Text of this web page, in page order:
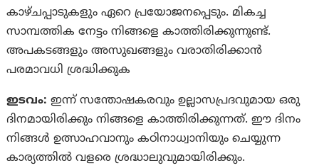
കാഴ്‌ചപ്പാടുകളും ഏറെ പ്രയോജനപ്പെടും. മികച്ച
സാമ്പത്തിക നേട്ടം നിങ്ങളെ കാത്തിരിക്കുന്നുണ്ട്.
അപകടങ്ങളും അസുഖങ്ങളും വരാതിരിക്കാന്‍
പരമാവധി ശ്രദ്ധിക്കുക
ഇടവം: ഇന്ന് സന്തോഷകരവും ഉല്ലാസപ്രദവുമായ ഒരു
ദിനമായിരിക്കും നിങ്ങളെ കാത്തിരിക്കുന്നത്. ഈ ദിനം
നിങ്ങള്‍ ഉത്സാഹവാനും കഠിനാധ്വാനിയും ചെയ്യുന്ന
കാര്യത്തില്‍ വളരെ ശ്രദ്ധാലുവുമായിരിക്കും.